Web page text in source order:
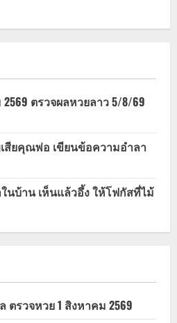
ตรวจผลหวยลาว 5/8/69
สียคุณพ่อ เขียนข้อความอำลา
นบ้าน เห็นแล้วอึ้ง ให้โฟกัสที่ไม้
ตรวจหวย 1 สิงหาคม 2569